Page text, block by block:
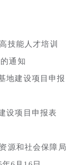
技能人才培训
工作的通知
建设项目申报
项目申报表
源和社会保障局